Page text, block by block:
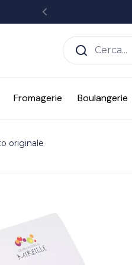
Precedente
Fromagerie Boulangerie
originale